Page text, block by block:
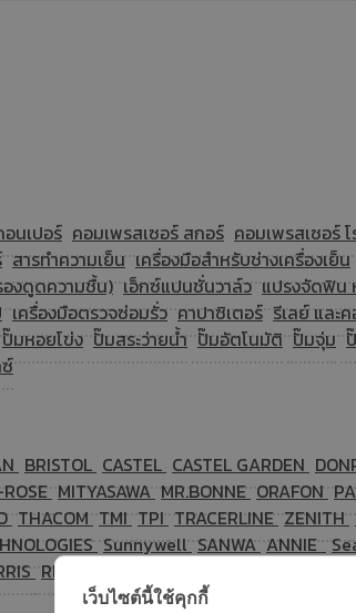
นเปอร์ คอมเพรสเซอร์ สกอร์ คอมเพรสเซอร์
สารทำความเย็น เครื่องมือสำหรับช่างเครื่องเย็น
องดูดความชื้น) เอ็กซ์แปนชั่นวาล์ว แปรงจัดฟิน
เครื่องมือตรวจซ่อมรั่ว คาปาซิเตอร์ รีเลย์ และ
ปั๊มหอยโข่ง ปั๊มสระว่ายน้ำ ปั๊มอัตโนมัติ ปั๊มจุ่ม
BRISTOL CASTEL CASTEL GARDEN
MITYASAWA MR.BONNE ORAFON
THACOM TMI TPI TRACERLINE ZENITH
Sunnywell SANWA ANNIE
REFRIGERATION RESEARCH
เว็บไซต์นี้ใช้คุกกี้